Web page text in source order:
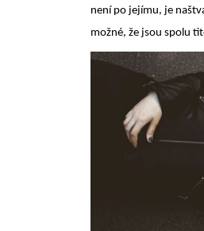
není po jejímu, je
možné, že jsou spolu